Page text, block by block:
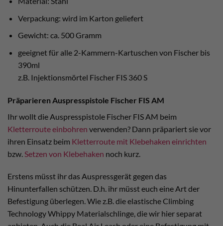
Verpackung: wird im Karton geliefert
Gewicht: ca. 500 Gramm
geeignet für alle 2-Kammern-Kartuschen von Fischer bis
390ml
z.B. Injektionsmörtel Fischer FIS 360 S
Präparieren Auspresspistole Fischer FIS AM
Ihr wollt die Auspresspistole Fischer FIS AM beim
Kletterroute einbohren verwenden? Dann präpariert sie vor
ihren Einsatz beim Kletterroute mit Klebehaken einrichten
bzw. Setzen von Klebehaken noch kurz.
Erstens müsst ihr das Auspressgerät gegen das
Hinunterfallen schützen. D.h. ihr müsst euch eine Art der
Befestigung überlegen. Wie z.B. die elastische Climbing
Technology Whippy Materialschlinge, die wir hier separat